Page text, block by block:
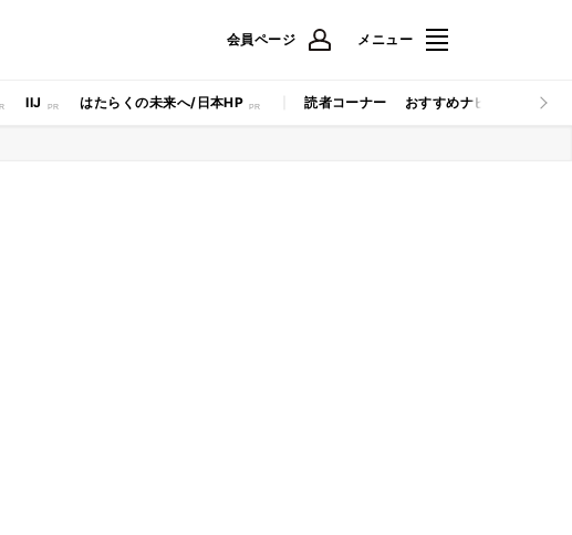
会員ページ メニュー
IIJ はたらくの未来へ/日本HP 読者コーナー おすすめナビ マイナビ